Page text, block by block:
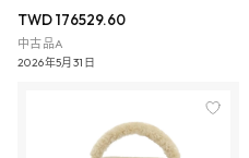
TWD 176529.60
中古品A
2026年5月31日